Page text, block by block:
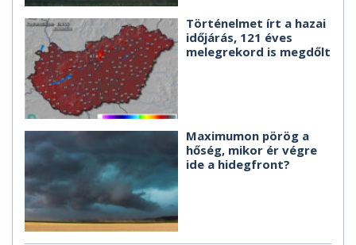
Történelmet írt a hazai
időjárás, 121 éves
melegrekord is megdőlt
Maximumon pörög a
hőség, mikor ér végre
ide a hidegfront?